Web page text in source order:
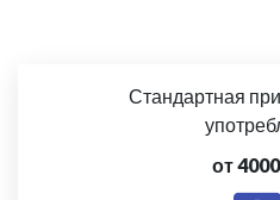
Стандартная
от